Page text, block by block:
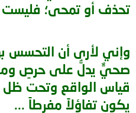
تحذف أو تمحى؛ فليست
وإني لأرى أن التحسس
صحيٌّ يدلُّ على حرصٍ
قياس الواقع وتحت ظل
يكون تفاؤلاً مفرطاً ...